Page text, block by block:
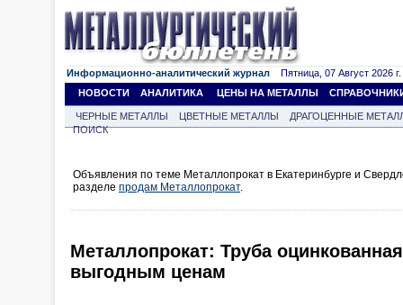
Информационно-аналитический журнал Пятница, 07 Август 2026 г.
НОВОСТИ
АНАЛИТИКА ЦЕНЫ НА МЕТАЛЛЫ
ЧЕРНЫЕ МЕТАЛЛЫ ЦВЕТНЫЕ МЕТАЛЛЫ
ДРАГОЦЕННЫЕ
ПОИСК
Объявления по теме Металлопрокат в Екатеринбурге и
разделе продам Металлопрокат.
Металлопрокат: Труба
выгодным ценам